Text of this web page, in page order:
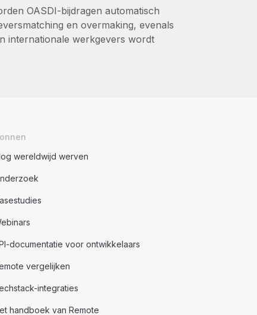
OASDI-bijdragen automatisch
en overmaking, evenals
internationale werkgevers wordt
wereldwijd werven
documentatie voor ontwikkelaars
vergelijken
integraties
handboek van Remote